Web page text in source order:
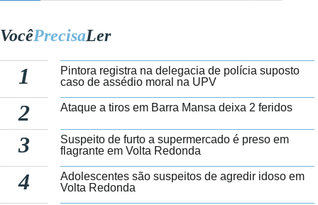
VocêPrecisaLer
1
Pintora registra na delegacia de polícia suposto
caso de assédio moral na UPV
2 Ataque a tiros em Barra Mansa deixa 2 feridos
3
Suspeito de furto a supermercado é preso em
flagrante em Volta Redonda
4
Adolescentes são suspeitos de agredir idoso em
Volta Redonda